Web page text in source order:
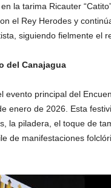
la tarima Ricauter
el Rey Herodes y
siguiendo fielmente el
del Canajagua
evento principal del
enero de 2026. Esta
la piladera, el toque de
de manifestaciones